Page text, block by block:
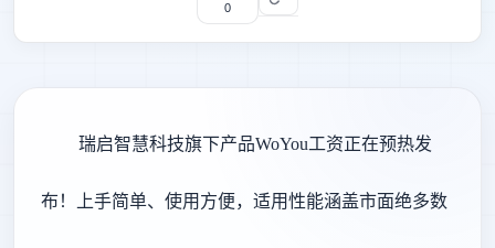
0
瑞启智慧科技旗下产品WoYou工资正在预热发
布！上手简单、使用方便，适用性能涵盖市面绝多数